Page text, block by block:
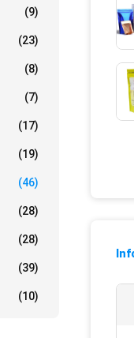
(9)
(23)
(8)
(7)
(17)
(19)
(46)
(28)
(28)
(39)
(10)